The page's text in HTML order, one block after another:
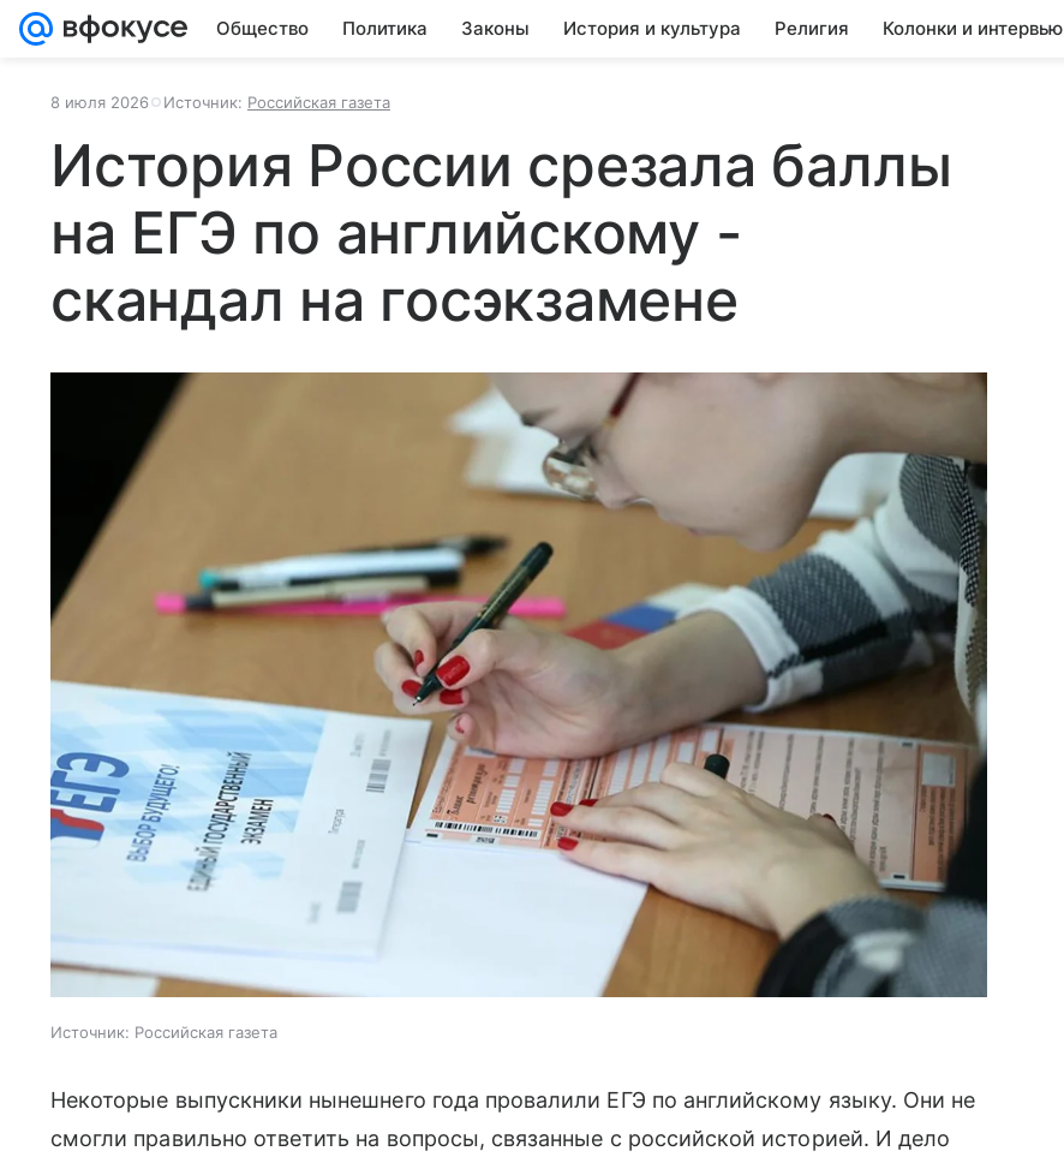
Общество Политика Законы История и культура Религия Колонки и интервью
8 июля 2026 Источник: Российская газета
История России срезала баллы
на ЕГЭ по английскому -
скандал на госэкзамене
Источник: Российская газета
Некоторые выпускники нынешнего года провалили ЕГЭ по английскому языку. Они не
смогли правильно ответить на вопросы, связанные с российской историей. И дело